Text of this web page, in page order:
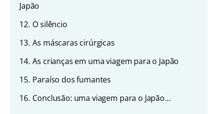
Japão
12. O silêncio
13. As máscaras cirúrgicas
14. As crianças em uma viagem para o Japão
15. Paraíso dos fumantes
16. Conclusão: uma viagem para o Japão…